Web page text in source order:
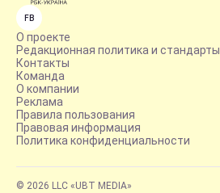
FB
О проекте
Редакционная политика и стандарты
Контакты
Команда
О компании
Реклама
Правила пользования
Правовая информация
Политика конфиденциальности
© 2026 LLC «UBT MEDIA»